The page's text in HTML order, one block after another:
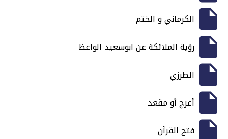
الكرماني و الختم
رؤية الملائكة عن ابوسعيد الواعظ
الطرزي
أعرج أو مقعد
فتح القرآن